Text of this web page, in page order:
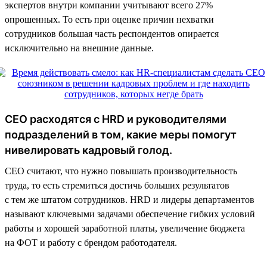
экспертов внутри компании учитывают всего 27%
опрошенных. То есть при оценке причин нехватки
сотрудников большая часть респондентов опирается
исключительно на внешние данные.
CEO расходятся с HRD и руководителями
подразделений в том, какие меры помогут
нивелировать кадровый голод.
СЕО считают, что нужно повышать производительность
труда, то есть стремиться достичь больших результатов
с тем же штатом сотрудников. HRD и лидеры департаментов
называют ключевыми задачами обеспечение гибких условий
работы и хорошей заработной платы, увеличение бюджета
на ФОТ и работу с брендом работодателя.